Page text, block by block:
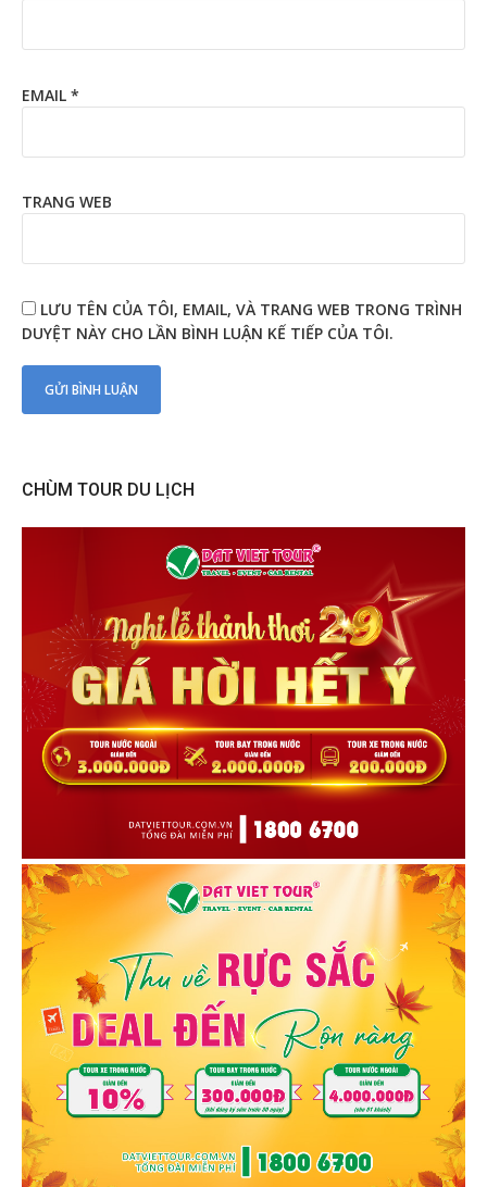
EMAIL *
TRANG WEB
LƯU TÊN CỦA TÔI, EMAIL, VÀ TRANG WEB TRONG TRÌNH
DUYỆT NÀY CHO LẦN BÌNH LUẬN KẾ TIẾP CỦA TÔI.
CHÙM TOUR DU LỊCH